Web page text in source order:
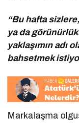
“Bu hafta
ya da
yaklaşımın adı
bahsetmek
Markalaşma